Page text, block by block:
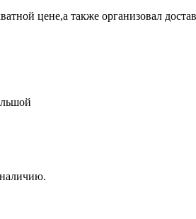
цене,а также организовал